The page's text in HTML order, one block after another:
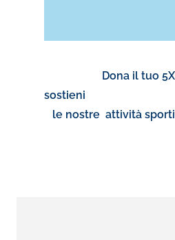
Dona il tuo
le nostre attività